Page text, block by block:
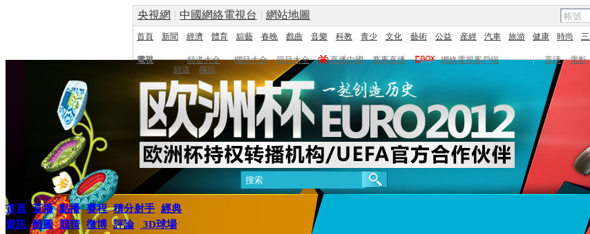
央視網 | 中國網絡電視台 | 網站地圖
首頁 新聞 經濟 體育 綜藝 春晚 戲曲 音樂 科教 青少 文化 藝術 公益 産經 汽車 旅游 健康 時尚
電視 頻道大全 欄目大全 節目大全 直播中國 賽事直播 網絡電視客戶端 | 高清 電影
頻道
欄目
首頁 直播 點播 賽程 積分射手 經典
資訊 酷圖 競猜 微博 評論
3D球場